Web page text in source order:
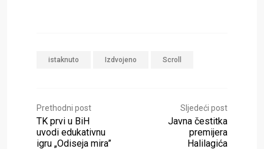
istaknuto Izdvojeno Scroll
Prethodni post
TK prvi u BiH
uvodi edukativnu
igru „Odiseja mira”
Sljedeći post
Javna čestitka
premijera
Halilagića